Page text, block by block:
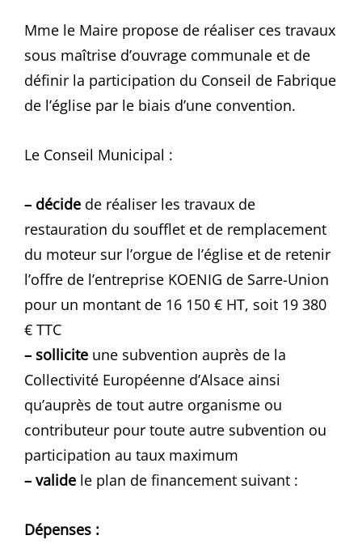
Mme le Maire propose de réaliser ces travaux
sous maîtrise d’ouvrage communale et de
définir la participation du Conseil de Fabrique
de l’église par le biais d’une convention.
Le Conseil Municipal :
– décide de réaliser les travaux de
restauration du soufflet et de remplacement
du moteur sur l’orgue de l’église et de retenir
l’offre de l’entreprise KOENIG de Sarre-Union
pour un montant de 16 150 € HT, soit 19 380
€ TTC
– sollicite une subvention auprès de la
Collectivité Européenne d’Alsace ainsi
qu’auprès de tout autre organisme ou
contributeur pour toute autre subvention ou
participation au taux maximum
– valide le plan de financement suivant :
Dépenses :